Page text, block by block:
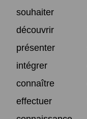
souhaiter
découvrir
présenter
intégrer
connaître
effectuer